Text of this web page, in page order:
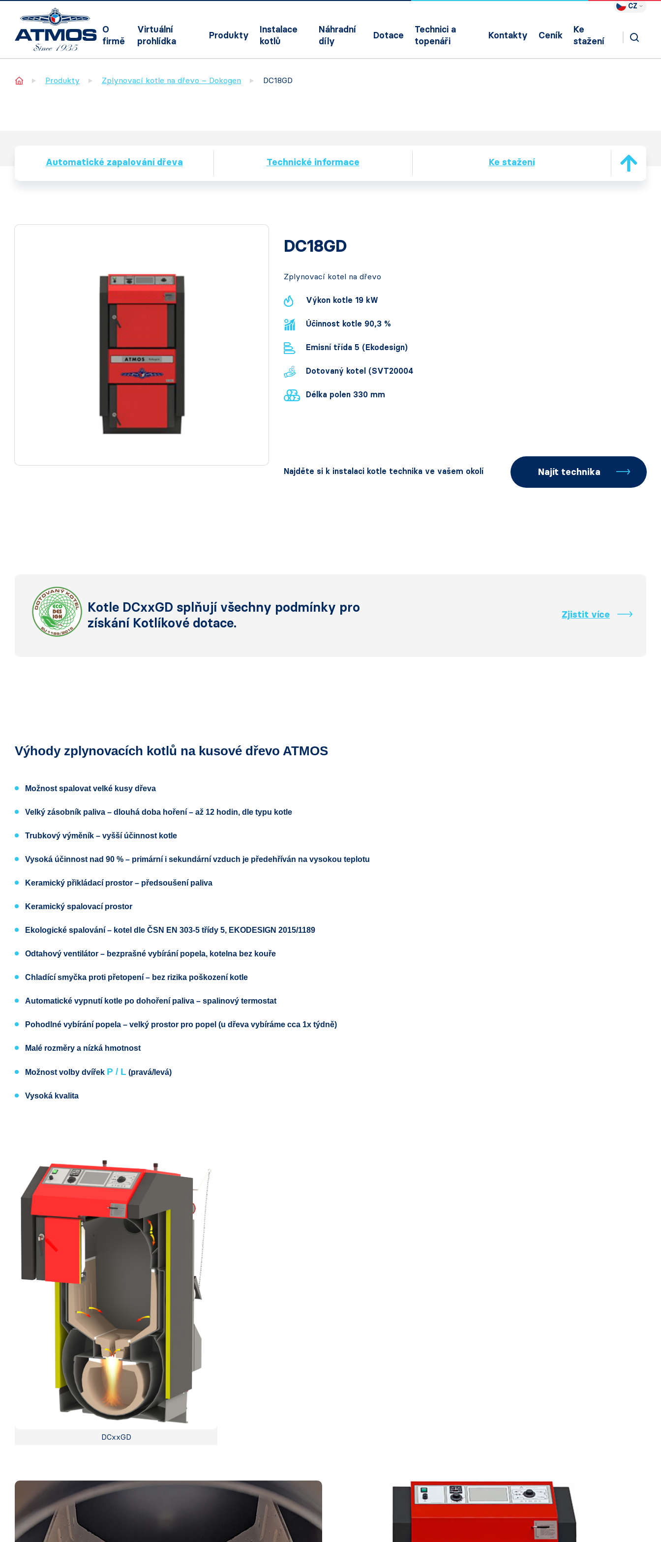
CZ
O
firmě
Virtuální
prohlídka
Produkty
Instalace
kotlů
Náhradní
díly
Dotace
Technici a
topenáři
Kontakty Ceník
Ke
stažení
Home Produkty Zplynovací kotle na dřevo – Dokogen DC18GD
Automatické zapalování dřeva Technické informace Ke stažení
DC18GD
Zplynovací kotel na dřevo
Výkon kotle 19 kW
Účinnost kotle 90,3 %
Emisní třída 5 (Ekodesign)
Dotovaný kotel (SVT20004
Délka polen 330 mm
Najděte si k instalaci kotle technika ve vašem okolí Najít technika
Kotle DCxxGD splňují všechny podmínky pro
získání Kotlíkové dotace.
Zjistit více
Výhody zplynovacích kotlů na kusové dřevo ATMOS
Možnost spalovat velké kusy dřeva
Velký zásobník paliva – dlouhá doba hoření – až 12 hodin, dle typu kotle
Trubkový výměník – vyšší účinnost kotle
Vysoká účinnost nad 90 % – primární i sekundární vzduch je předehříván na vysokou teplotu
Keramický přikládací prostor – předsoušení paliva
Keramický spalovací prostor
Ekologické spalování – kotel dle ČSN EN 303-5 třídy 5, EKODESIGN 2015/1189
Odtahový ventilátor – bezprašné vybírání popela, kotelna bez kouře
Chladící smyčka proti přetopení – bez rizika poškození kotle
Automatické vypnutí kotle po dohoření paliva – spalinový termostat
Pohodlné vybírání popela – velký prostor pro popel (u dřeva vybíráme cca 1x týdně)
Malé rozměry a nízká hmotnost
Možnost volby dvířek P / L (pravá/levá)
Vysoká kvalita
DCxxGD